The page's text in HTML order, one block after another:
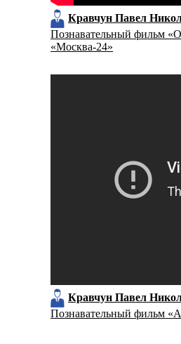
Кравчун Павел
Познавательный фильм
«Москва-24»
Кравчун Павел
Познавательный фильм